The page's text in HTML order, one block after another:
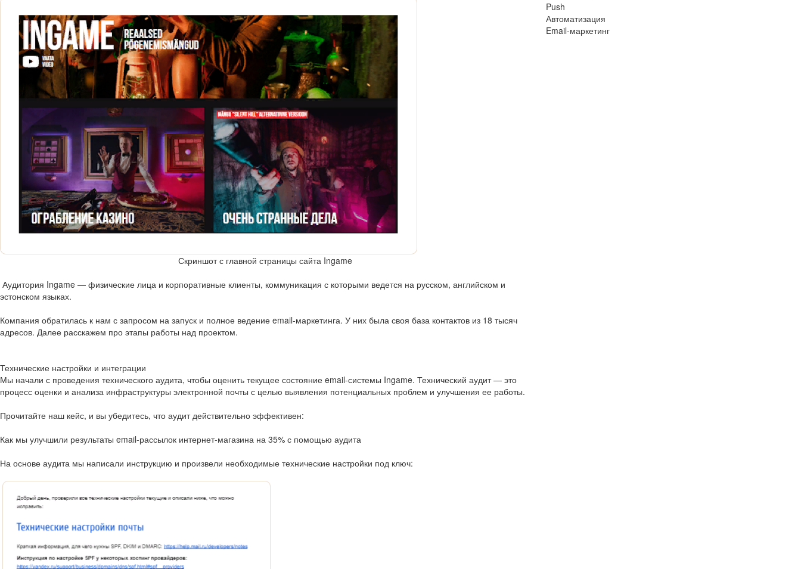
Скриншот с главной страницы сайта Ingame
Аудитория Ingame — физические лица и корпоративные клиенты, коммуникация с которыми ведется на русском, английском и
эстонском языках.
Компания обратилась к нам с запросом на запуск и полное ведение email-маркетинга. У них была своя база контактов из 18 тысяч
адресов. Далее расскажем про этапы работы над проектом.
Технические настройки и интеграции
Мы начали с проведения технического аудита, чтобы оценить текущее состояние email-системы Ingame. Технический аудит — это
процесс оценки и анализа инфраструктуры электронной почты с целью выявления потенциальных проблем и улучшения ее работы.
Прочитайте наш кейс, и вы убедитесь, что аудит действительно эффективен:
Как мы улучшили результаты email-рассылок интернет-магазина на 35% с помощью аудита
На основе аудита мы написали инструкцию и произвели необходимые технические настройки под ключ:
Push
Автоматизация
Email-маркетинг